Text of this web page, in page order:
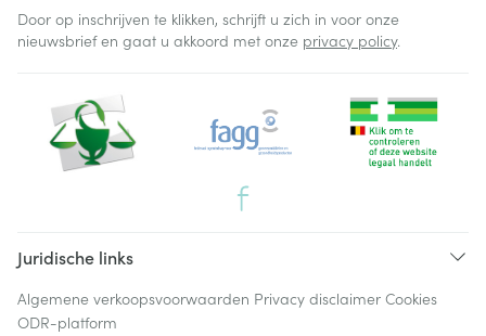
Door op inschrijven te klikken, schrijft u zich in voor onze
nieuwsbrief en gaat u akkoord met onze privacy policy.
Juridische links
Algemene verkoopsvoorwaarden Privacy disclaimer Cookies
ODR-platform